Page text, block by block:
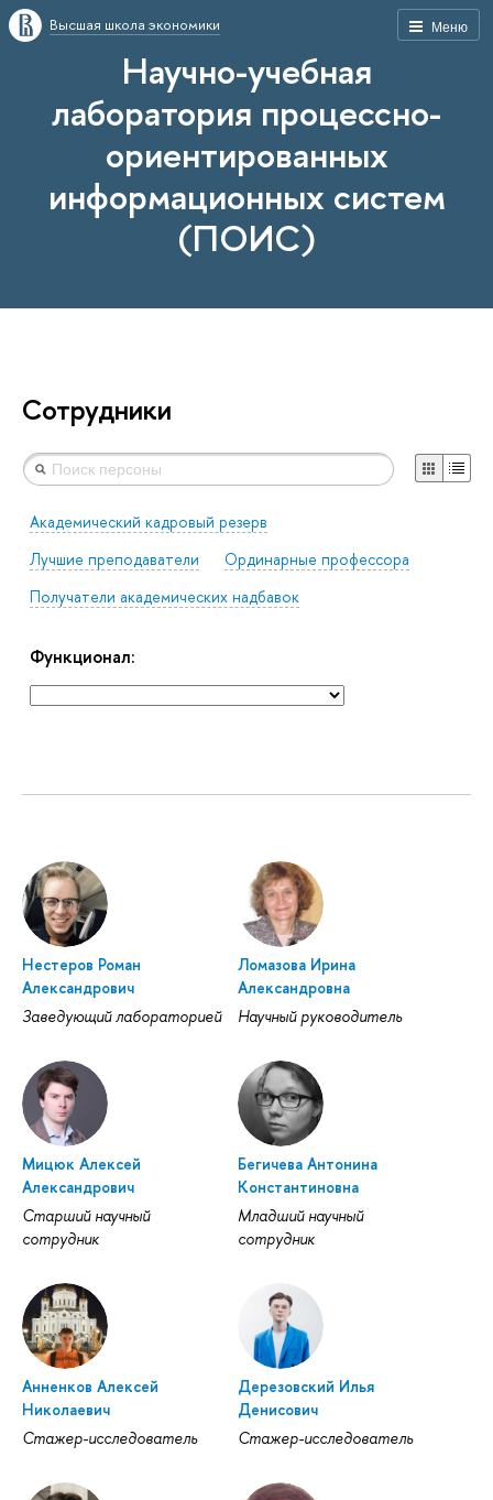
Меню
Высшая школа экономики
Научно-учебная
лаборатория процессно-
ориентированных
информационных систем
(ПОИС)
Сотрудники
Академический кадровый резерв
Лучшие преподаватели
Ординарные профессора
Получатели академических надбавок
Функционал:
Нестеров Роман
Александрович
Заведующий лабораторией
Ломазова Ирина
Александровна
Научный руководитель
Мицюк Алексей
Александрович
Старший научный
сотрудник
Бегичева Антонина
Константиновна
Младший научный
сотрудник
Анненков Алексей
Николаевич
Стажер-исследователь
Дерезовский Илья
Денисович
Стажер-исследователь